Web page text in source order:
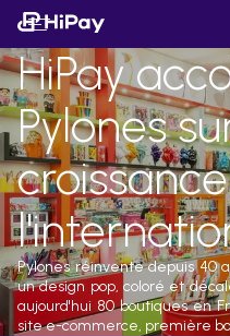
HiPay
Pylones
Pylones réinvente depuis 40
un design pop, coloré et
aujourd'hui 80 boutiques en
site e-commerce, première